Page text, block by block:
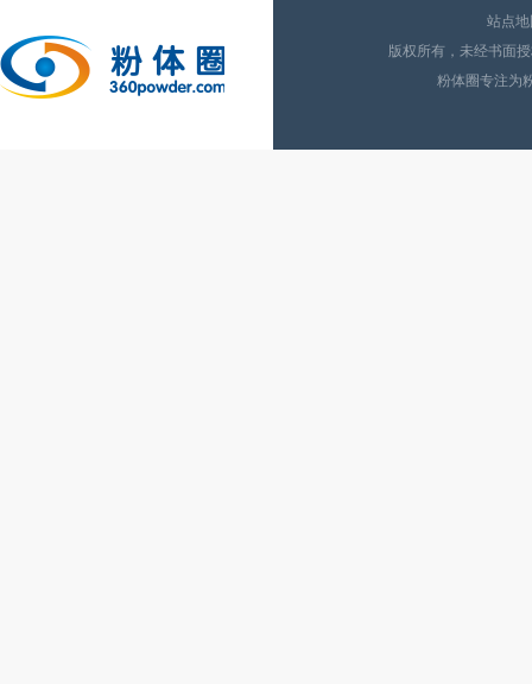
站点
版权所有，未经书面
粉体圈专注为